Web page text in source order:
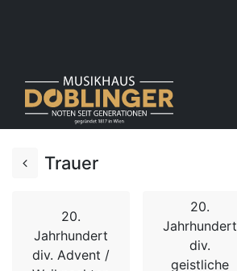
Trauer
20.
Jahrhundert
div. Advent /
20.
Jahrhundert
div.
geistliche